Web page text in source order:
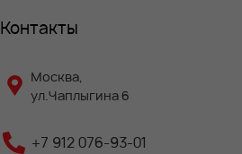
Контакты
Москва,
ул.Чаплыгина 6
+7 912 076-93-01